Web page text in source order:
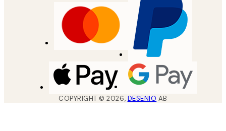
COPYRIGHT ©2026, DESENIO AB